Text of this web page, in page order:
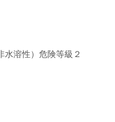
溶性）危険等級２